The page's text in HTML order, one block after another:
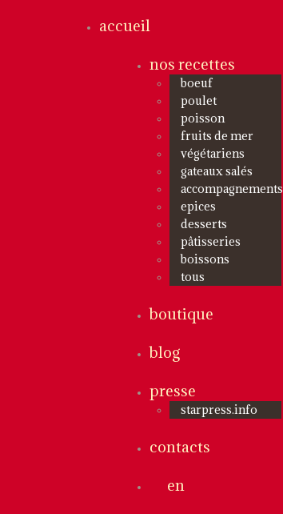
accueil
nos recettes
boeuf
poulet
poisson
fruits de mer
végétariens
gateaux salés
accompagnements
epices
desserts
pâtisseries
boissons
tous
boutique
blog
presse
starpress.info
contacts
en